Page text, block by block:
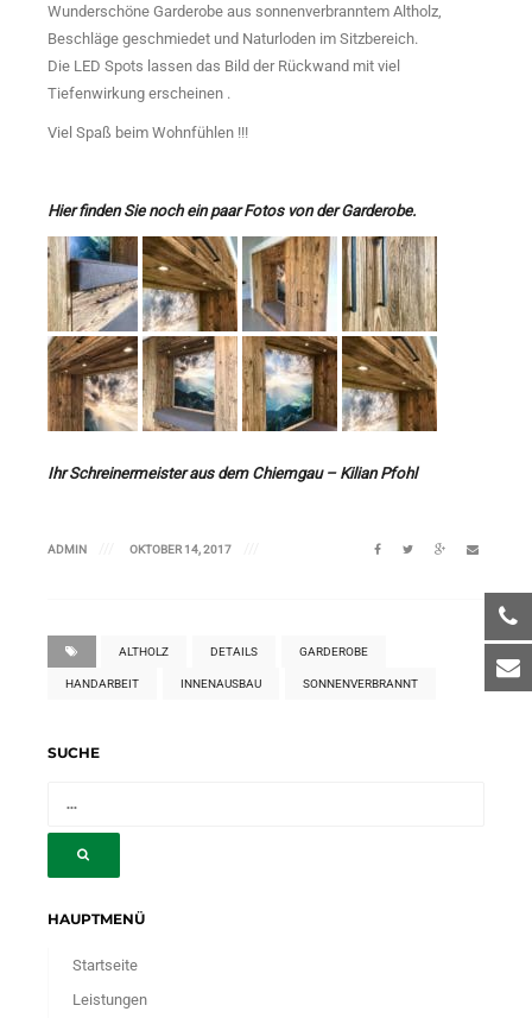
Wunderschöne Garderobe aus sonnenverbranntem Altholz,
Beschläge geschmiedet und Naturloden im Sitzbereich.
Die LED Spots lassen das Bild der Rückwand mit viel
Tiefenwirkung erscheinen .
Viel Spaß beim Wohnfühlen !!!
Hier finden Sie noch ein paar Fotos von der Garderobe.
Ihr Schreinermeister aus dem Chiemgau – Kilian Pfohl
ADMIN OKTOBER 14, 2017
ALTHOLZ DETAILS GARDEROBE
HANDARBEIT INNENAUSBAU SONNENVERBRANNT
SUCHE
HAUPTMENÜ
Startseite
Leistungen